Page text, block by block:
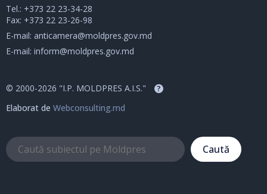
Tel.: +373 22 23-34-28
Fax: +373 22 23-26-98
E-mail: anticamera@moldpres.gov.md
E-mail: inform@moldpres.gov.md
© 2000-2026 "I.P. MOLDPRES A.I.S." ?
Elaborat de Webconsulting.md
Caută